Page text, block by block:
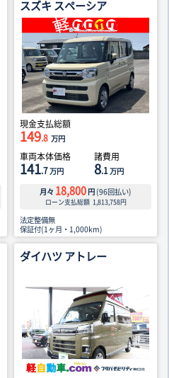
スズキ スペーシア
現金支払総額
149.8 万円
車両本体価格
141.7万円
諸費用
8.1万円
月々 18,800 円 (96回払い)
ローン支払総額 1,813,758円
法定整備無
保証付(1ヶ月・1,000km)
ダイハツ アトレー